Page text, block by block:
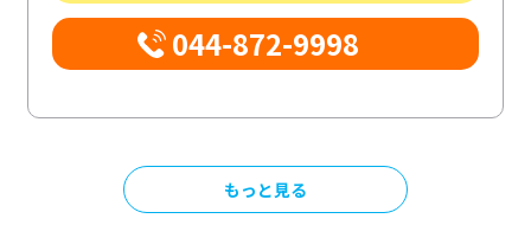
044-872-9998
もっと見る